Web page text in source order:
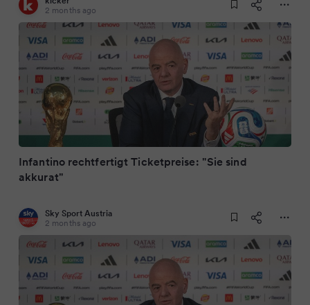
2 months ago
Infantino rechtfertigt Ticketpreise: "Sie sind
akkurat"
Sky Sport Austria
2 months ago